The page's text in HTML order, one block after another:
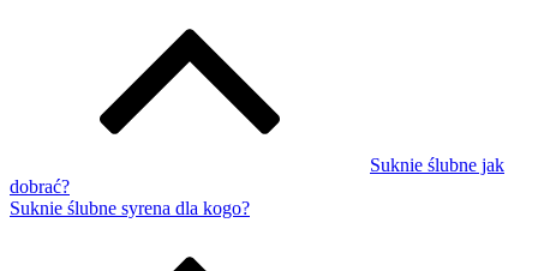
Suknie ślubne jak
dobrać?
Suknie ślubne syrena dla kogo?